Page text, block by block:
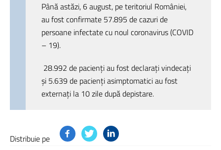
Până astăzi, 6 august, pe teritoriul României,
au fost confirmate 57.895 de cazuri de
persoane infectate cu noul coronavirus (COVID
– 19).
28.992 de pacienți au fost declarați vindecați
și 5.639 de pacienți asimptomatici au fost
externați la 10 zile după depistare.
Distribuie pe